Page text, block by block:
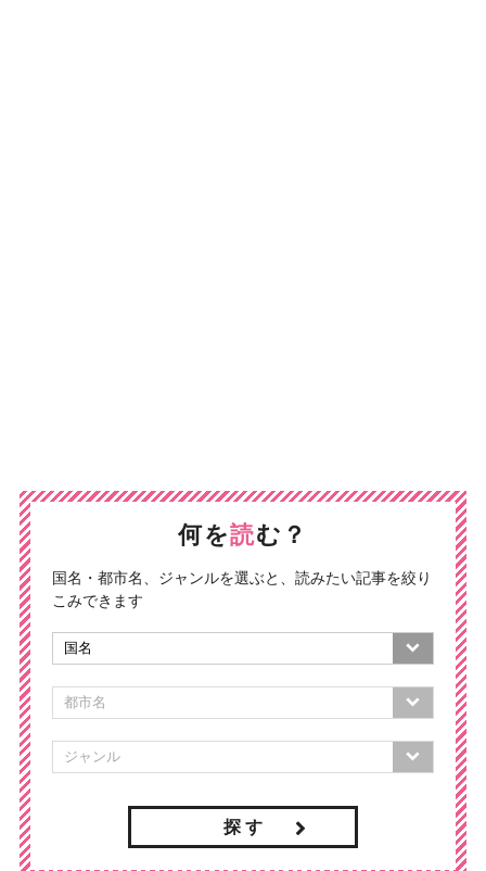
何を読む？
国名・都市名、ジャンルを選ぶと、読みたい記事を絞り
こみできます
探 す